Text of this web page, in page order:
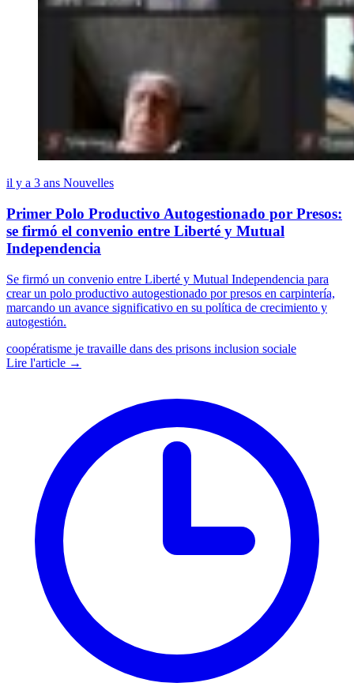
il y a 3 ans Nouvelles
Primer Polo Productivo Autogestionado por Presos:
se firmó el convenio entre Liberté y Mutual
Independencia
Se firmó un convenio entre Liberté y Mutual Independencia para
crear un polo productivo autogestionado por presos en carpintería,
marcando un avance significativo en su política de crecimiento y
autogestión.
coopératisme je travaille dans des prisons inclusion sociale
Lire l'article →